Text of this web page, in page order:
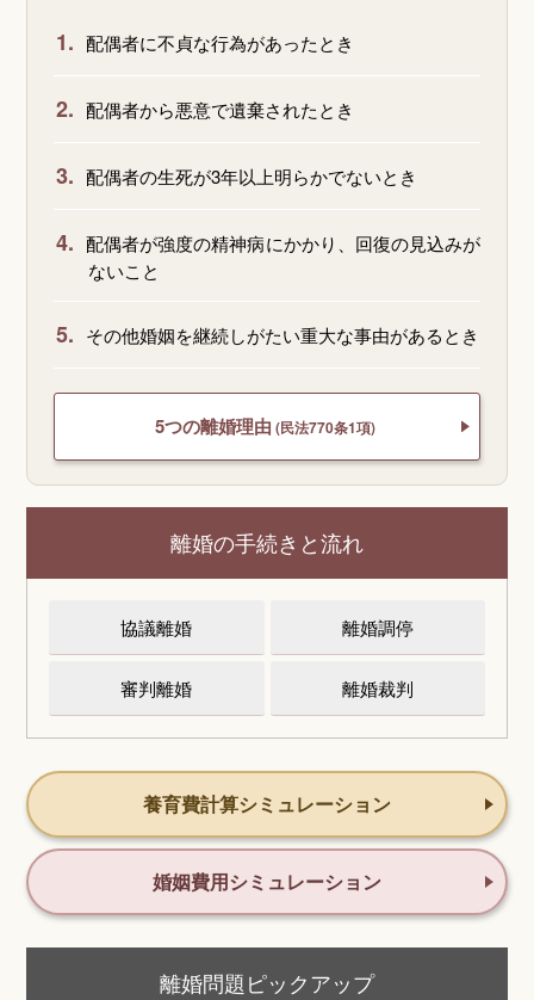
1. 配偶者に不貞な行為があったとき
2. 配偶者から悪意で遺棄されたとき
3. 配偶者の生死が3年以上明らかでないとき
4. 配偶者が強度の精神病にかかり、回復の見込みが
ないこと
5. その他婚姻を継続しがたい重大な事由があるとき
5つの離婚理由 (民法770条1項)
離婚の手続きと流れ
協議離婚 離婚調停
審判離婚 離婚裁判
養育費計算シミュレーション
婚姻費用シミュレーション
離婚問題ピックアップ